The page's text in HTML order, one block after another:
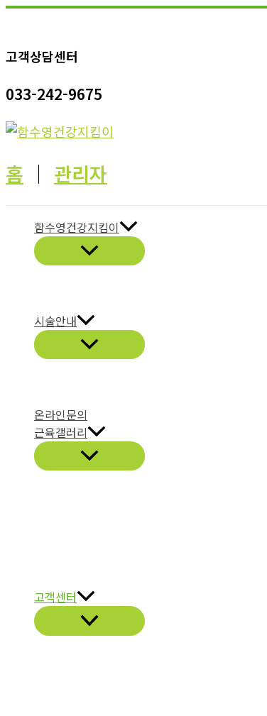
콘
츠
건
너
뛰
고객상담센터
033-242-9675
홈 │ 관리자
함수영건강지킴이
시술안내
온라인문의
근육갤러리
고객센터